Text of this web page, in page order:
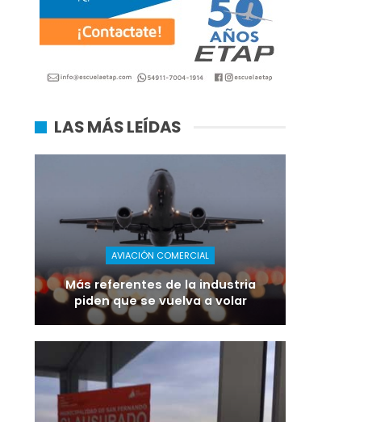
LAS MÁS LEÍDAS
AVIACIÓN COMERCIAL
Más referentes de la industria
piden que se vuelva a volar